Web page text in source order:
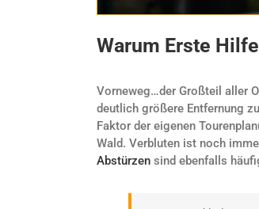
Warum Erste
Vorneweg…der Großteil aller
deutlich größere Entfernung
Faktor der eigenen
Wald. Verbluten ist noch
Abstürzensind ebenfalls